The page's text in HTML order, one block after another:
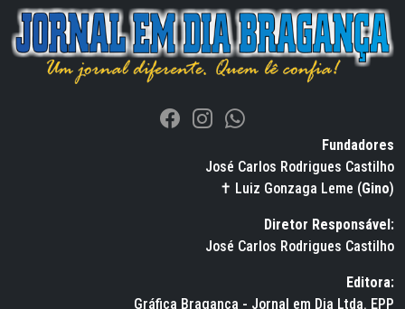
Fundadores
José Carlos Rodrigues Castilho
✝ Luiz Gonzaga Leme (Gino)
Diretor Responsável:
José Carlos Rodrigues Castilho
Editora:
Gráfica Bragança - Jornal em Dia Ltda. EPP